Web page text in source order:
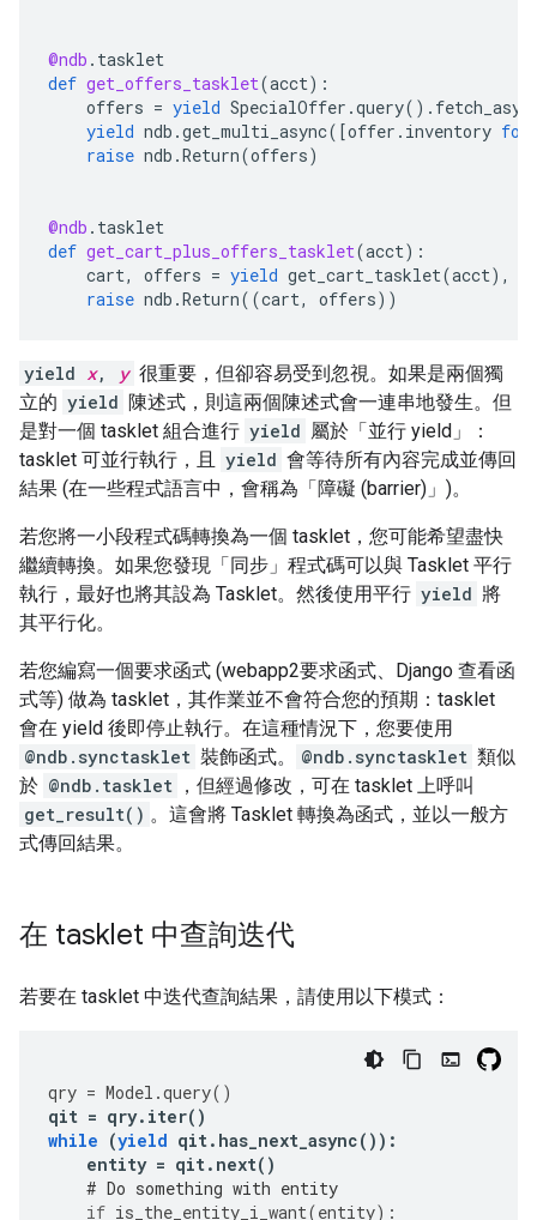
@ndb . tasklet
def get_offers_tasklet(acct):
offers = yield SpecialOffer .query() .
yield ndb .get_multi_async([offer . inventory for
raise ndb .Return(offers)
@ndb . tasklet
def get_cart_plus_offers_tasklet(acct):
cart, offers = yield get_cart_tasklet(acct),
raise ndb .Return((cart, offers))
yield x, y 很重要，但卻容易受到忽視。如果是兩個獨
立的 yield 陳述式，則這兩個陳述式會一連串地發生。但
是對一個 tasklet 組合進行 yield 屬於「並行 yield」
：
tasklet 可並行執行，且
yield 會等待所有內容完成並傳回
結果 (在一些程式語言中，會稱為「障礙 (barrier)」 )。
若您將一小段程式碼轉換為一個 tasklet，您可能希望盡快
繼續轉換。如果您發現「同步」程式碼可以與 Tasklet 平行
執行，最好也將其設為 Tasklet。然後使用平行 yield 將
其平行化。
若您編寫一個要求函式 (webapp2要求函式、Django 查看函
式等) 做為 tasklet，其作業並不會符合您的預期：tasklet
會在 yield 後即停止執行。在這種情況下，您要使用
@ndb.synctasklet 裝飾函式。 @ndb.synctasklet 類似
於 @ndb.tasklet ，但經過修改，可在 tasklet 上呼叫
get_result() 。這會將 Tasklet 轉換為函式，並以一般方
式傳回結果。
在 tasklet 中查詢迭代
若要在 tasklet 中迭代查詢結果，請使用以下模式：
qry = Model .query()
qit = qry. iter()
while (yield qit. has_next_async()):
entity = qit. next()
# Do something with entity
if is_the_entity_i_want(entity):